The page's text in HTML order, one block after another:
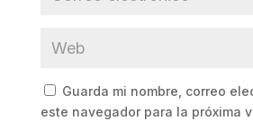
Guarda mi nombre, correo
este navegador para la próxima